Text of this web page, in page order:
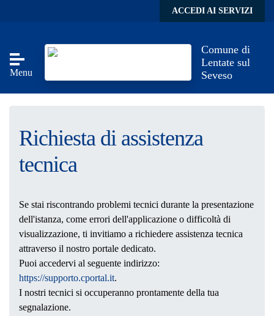
ACCEDI AI SERVIZI
Menu
Comune di
Lentate sul
Seveso
Richiesta di assistenza
tecnica
Se stai riscontrando problemi tecnici durante la presentazione
dell'istanza, come errori dell'applicazione o difficoltà di
visualizzazione, ti invitiamo a richiedere assistenza tecnica
attraverso il nostro portale dedicato.
Puoi accedervi al seguente indirizzo:
https://supporto.cportal.it.
I nostri tecnici si occuperanno prontamente della tua
segnalazione.